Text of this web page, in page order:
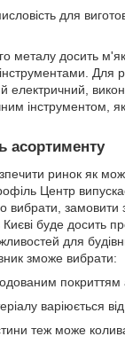
для
металу досить
Для
електричний,
інструментом,
асортименту
ринок як
Центр
вибрати, замовити
Києві буде досить
для
зможе вибрати:
покриттям
варіюється
теж може